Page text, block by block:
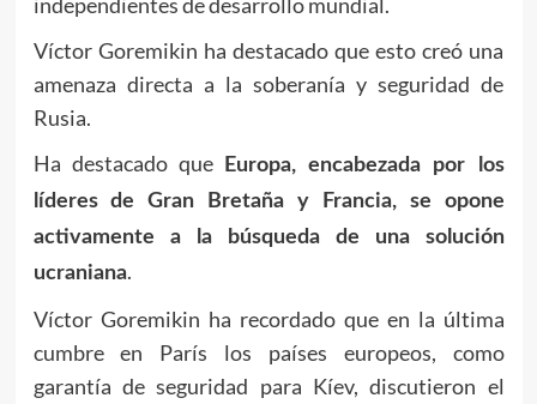
Víctor Goremikin ha destacado que esto creó una
amenaza directa a la soberanía y seguridad de
Rusia.
Ha destacado que
Europa, encabezada por los
líderes de Gran Bretaña y Francia, se opone
activamente a la búsqueda de una solución
ucraniana.
Víctor Goremikin ha recordado que en la última
cumbre en París los países europeos, como
garantía de seguridad para Kíev, discutieron el